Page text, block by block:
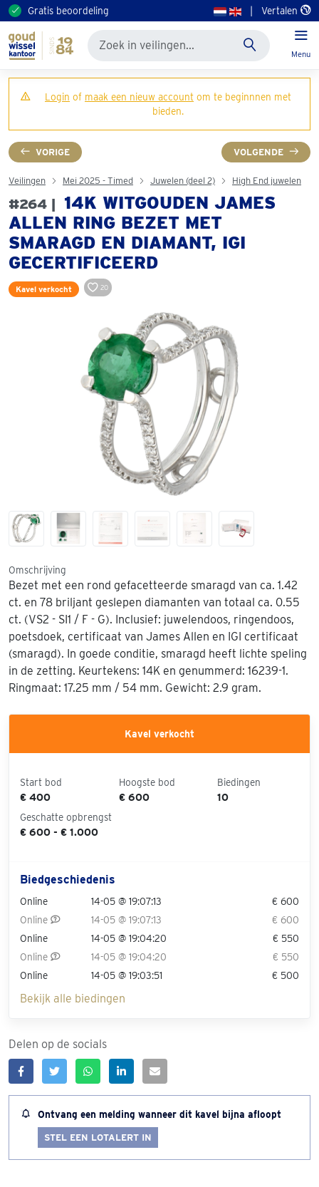
Gratis beoordeling Vertalen
Menu
Login of maak een nieuw account om te beginnnen met
bieden.
VORIGE VOLGENDE
Veilingen Mei 2025 - Timed Juwelen (deel 2) High End juwelen
#264 |
14K WITGOUDEN JAMES
ALLEN RING BEZET MET
SMARAGD EN DIAMANT, IGI
GECERTIFICEERD
Kavel verkocht 20
Omschrijving
Bezet met een rond gefacetteerde smaragd van ca. 1.42
ct. en 78 briljant geslepen diamanten van totaal ca. 0.55
ct. (VS2 - SI1 / F - G). Inclusief: juwelendoos, ringendoos,
poetsdoek, certificaat van James Allen en IGI certificaat
(smaragd). In goede conditie, smaragd heeft lichte speling
in de zetting. Keurtekens: 14K en genummerd: 16239-1.
Ringmaat: 17.25 mm / 54 mm. Gewicht: 2.9 gram.
Kavel verkocht
Start bod
€ 400
Hoogste bod
€ 600
Biedingen
10
Geschatte opbrengst
€ 600 - € 1.000
Biedgeschiedenis
Online 14-05 @ 19:07:13
€ 600
Online
14-05 @ 19:07:13
€ 600
Online
14-05 @ 19:04:20
€ 550
Online
14-05 @ 19:04:20
€ 550
Online
14-05 @ 19:03:51 € 500
Bekijk alle biedingen
Delen op de socials
Ontvang een melding wanneer dit kavel bijna afloopt
STEL EEN LOTALERT IN